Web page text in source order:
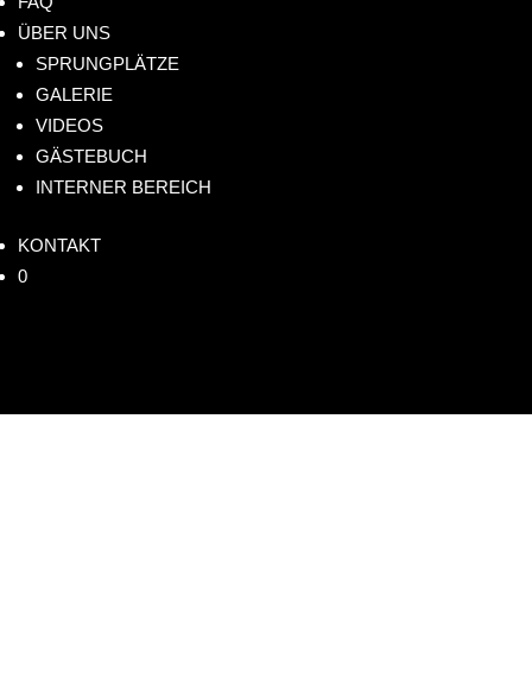
ÜBER UNS
SPRUNGPLÄTZE
GALERIE
VIDEOS
GÄSTEBUCH
INTERNER BEREICH
KONTAKT
0